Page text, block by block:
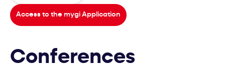
Access to the mygi Application
Conferences